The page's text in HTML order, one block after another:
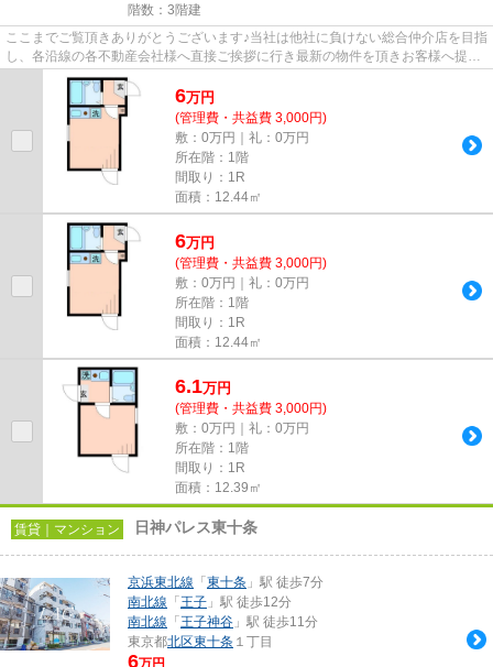
階数：3階建
ここまでご覧頂きありがとうございます♪当社は他社に負けない総合仲介店を目指
し、各沿線の各不動産会社様へ直接ご挨拶に行き最新の物件を頂きお客様へ提供
しております！最新の情報は...
6万円
(管理費・共益費 3,000円)
敷：0万円｜礼：0万円
所在階：1階
間取り：1R
面積：12.44㎡
6万円
(管理費・共益費 3,000円)
敷：0万円｜礼：0万円
所在階：1階
間取り：1R
面積：12.44㎡
6.1万円
(管理費・共益費 3,000円)
敷：0万円｜礼：0万円
所在階：1階
間取り：1R
面積：12.39㎡
賃貸｜マンション 日神パレス東十条
京浜東北線 「 東十条 」駅 徒歩7分
南北線 「 王子 」駅 徒歩12分
南北線 「 王子神谷 」駅 徒歩11分
東京都北区東十条 １丁目
6万円